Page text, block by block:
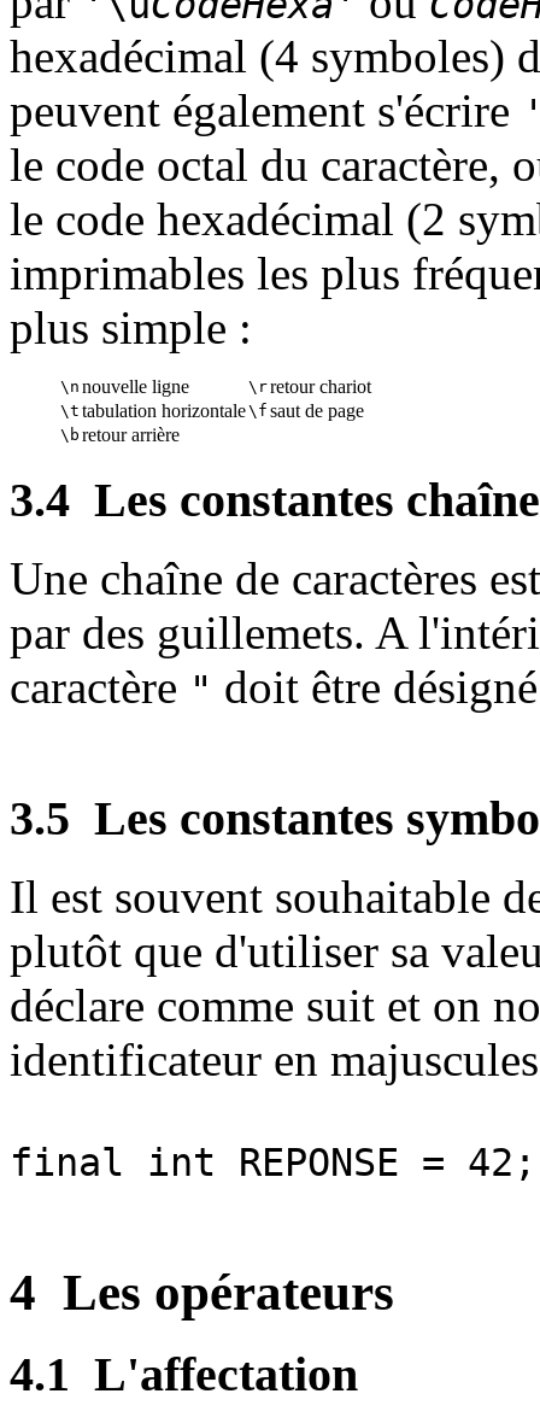
hexadécimal (4 symboles)
peuvent également s'écrire
le code octal du caractère,
le code hexadécimal (2
imprimables les plus
plus simple :
\ n nouvelle ligne \ rretour chariot
\t tabulation horizontale\ f saut de page
\ b retour arrière
3.4 Les constantes
Une chaîne de caractères
par des guillemets. A
caractère " doit être
3.5 Les constantes
Il est souvent souhaitable
plutôt que d'utiliser sa
déclare comme suit et on
identificateur en
final int REPONSE = 42;
4 Les opérateurs
4.1 L'affectation